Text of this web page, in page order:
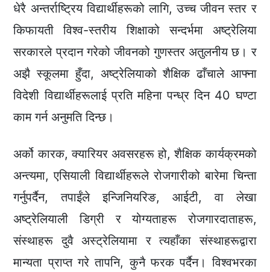
धेरै अन्तर्राष्ट्रिय विद्यार्थीहरूको लागि, उच्च जीवन स्तर र
किफायती विश्व-स्तरीय शिक्षाको सन्दर्भमा अष्ट्रेलिया
सरकारले प्रदान गरेको जीवनको गुणस्तर अतुलनीय छ। र
अझै स्कूलमा हुँदा, अष्ट्रेलियाको शैक्षिक ढाँचाले आफ्ना
विदेशी विद्यार्थीहरूलाई प्रति महिना पन्ध्र दिन 40 घण्टा
काम गर्न अनुमति दिन्छ।
अर्को कारक, क्यारियर अवसरहरू हो, शैक्षिक कार्यक्रमको
अन्त्यमा, एसियाली विद्यार्थीहरूले रोजगारीको बारेमा चिन्ता
गर्नुपर्दैन, तपाईंले इन्जिनियरिङ, आईटी, वा लेखा
अष्ट्रेलियाली डिग्री र योग्यताहरू रोजगारदाताहरू,
संस्थाहरू दुवै अस्ट्रेलियामा र त्यहाँका संस्थाहरूद्वारा
मान्यता प्राप्त गरे तापनि, कुनै फरक पर्दैन। विश्वभरका